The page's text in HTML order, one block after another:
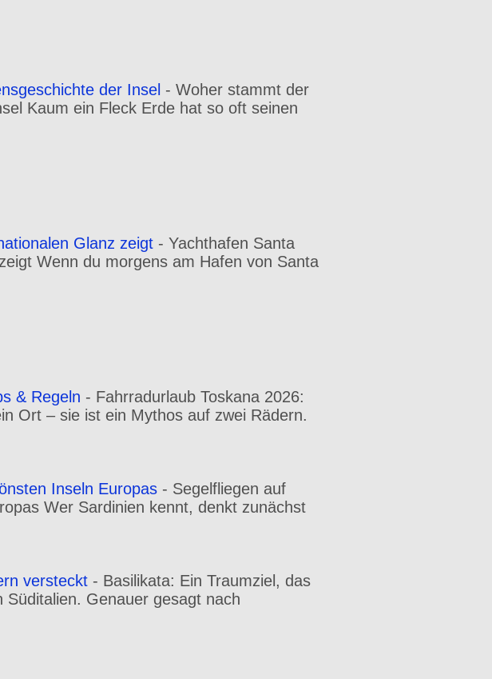
der Insel - Woher stammt der
Kaum ein Fleck Erde hat so oft seinen
Glanz zeigt - Yachthafen Santa
Wenn du morgens am Hafen von Santa
& Regeln - Fahrradurlaub Toskana 2026:
Ort – sie ist ein Mythos auf zwei Rädern.
Inseln Europas - Segelfliegen auf
Wer Sardinien kennt, denkt zunächst
versteckt - Basilikata: Ein Traumziel, das
Genauer gesagt nach